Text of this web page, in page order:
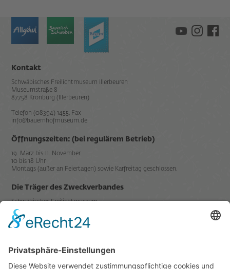
Kontakt
Schwäbisches Freilichtmuseum Illerbeuren
Museumstraße 8
87758 Kronburg (Illerbeuren)
Telefon (08394) 1455, Fax
info@bauernhofmuseum.de
Öffnungszeiten: (bei regulärem Betrieb)
19. März bis 11. November
10 bis 18 Uhr
Montags (außer an Feiertagen) sowie Karfreitag geschlossen.
Die Träger des Zweckverbandes
Schwäbisches Freilichtmuseum
Illerbeuren sind der